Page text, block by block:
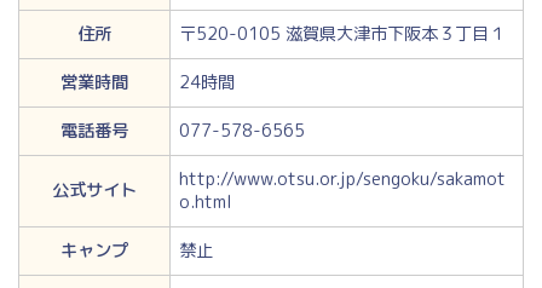
住所
〒520-0105 滋賀県大津市下阪本３丁目１
営業時間
24時間
電話番号
077-578-6565
公式サイト
http://www.otsu.or.jp/sengoku/sakamot
o.html
キャンプ
禁止